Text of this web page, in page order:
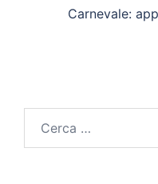
Carnevale:
per: